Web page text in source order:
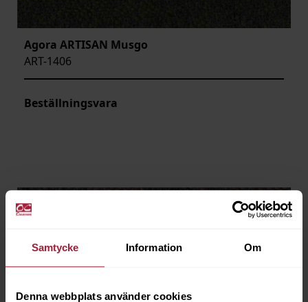
Samtycke Information Om
Denna webbplats använder cookies
Agora ARTISAN Musgo
ART-1406
Beställningsvara